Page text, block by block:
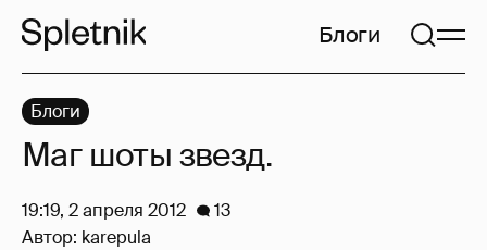
Блоги
Блоги
Маг шоты звезд.
19:19, 2 апреля 2012
13
Автор: karepula